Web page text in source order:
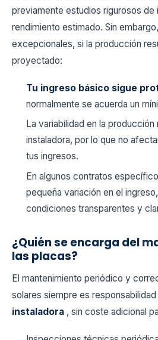
previamente estudios rigurosos de
rendimiento estimado. Sin
excepcionales, si la producción
proyectado:
Tu ingreso básico sigue
normalmente se acuerda un
La variabilidad en la
instaladora, por lo que no
tus ingresos.
En algunos contratos
pequeña variación en el
condiciones transparentes y
¿Quién se encarga del
las placas?
El mantenimiento periódico y
solares siempre es responsabilidad
instaladora , sin coste adicional